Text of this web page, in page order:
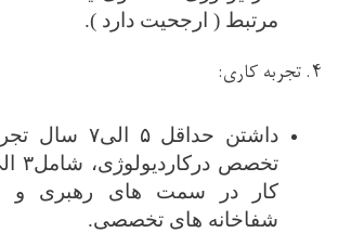
مرتبط ( ارجحیت دارد ).
۴. تجربه کاری:
داشتن حداقل ۵
کار در سمت های رهبری و
شفاخانه های تخصصی.